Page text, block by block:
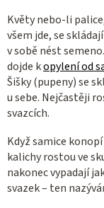
Květy nebo-li
všem jde, se
v sobě nést
dojde kopylení od
Šišky (pupeny) se
u sebe. Nejčastěji
svazcích.
Když samice
kalichy rostou ve
nakonec vypadají
svazek – ten